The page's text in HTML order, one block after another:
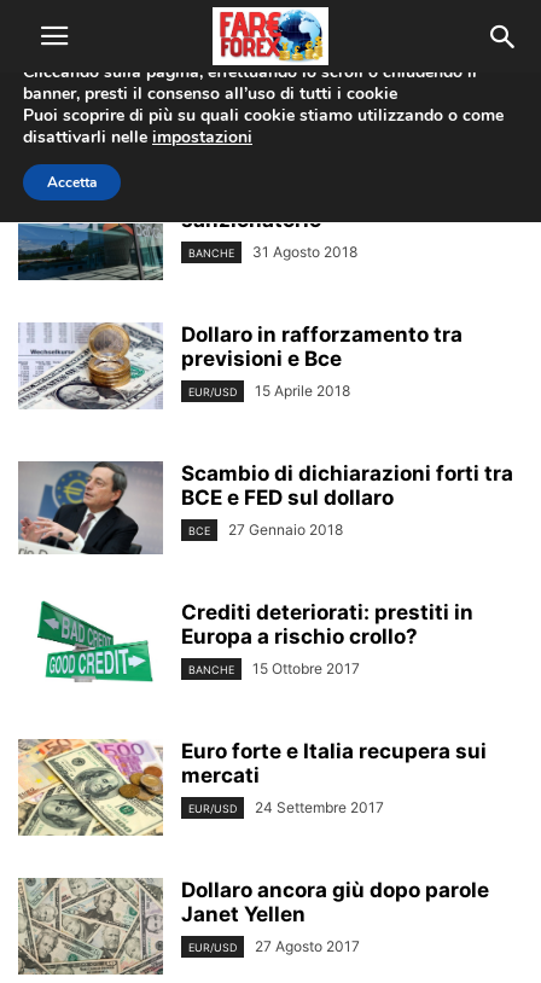
Home Tags Bce
bce
sanzionatorio
BANCHE 31 Agosto 2018
Dollaro in rafforzamento tra
previsioni e Bce
EUR/USD 15 Aprile 2018
Scambio di dichiarazioni forti tra
BCE e FED sul dollaro
BCE 27 Gennaio 2018
Crediti deteriorati: prestiti in
Europa a rischio crollo?
BANCHE 15 Ottobre 2017
Euro forte e Italia recupera sui
mercati
EUR/USD 24 Settembre 2017
Dollaro ancora giù dopo parole
Janet Yellen
EUR/USD 27 Agosto 2017
Utilizziamo i cookie per offrirti la migliore esperienza sul nostro
sito web.
Cliccando sulla pagina, effettuando lo scroll o chiudendo il
banner, presti il consenso all’uso di tutti i cookie
Puoi scoprire di più su quali cookie stiamo utilizzando o come
disattivarli nelle impostazioni
Accetta